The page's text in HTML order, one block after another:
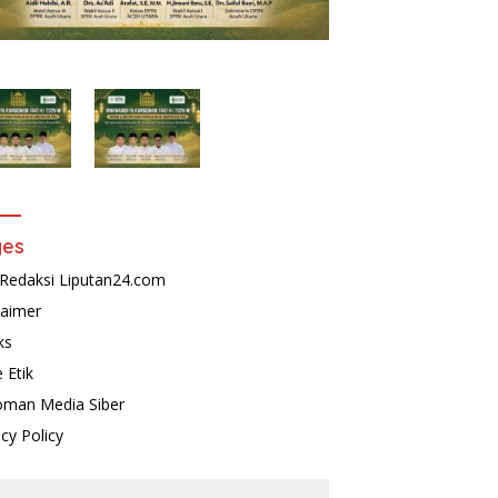
Liputan24.com
Etik
Media Siber
Policy